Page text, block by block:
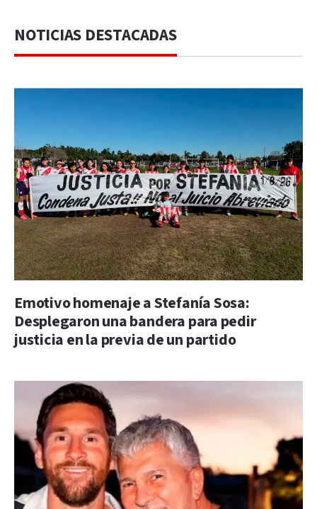
NOTICIAS DESTACADAS
Emotivo homenaje a Stefanía Sosa:
Desplegaron una bandera para pedir
justicia en la previa de un partido